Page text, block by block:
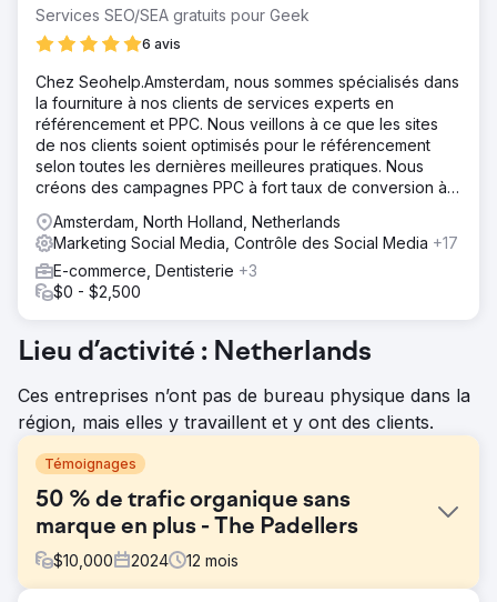
Services SEO/SEA gratuits pour Geek
6 avis
Chez Seohelp.Amsterdam, nous sommes spécialisés dans
la fourniture à nos clients de services experts en
référencement et PPC. Nous veillons à ce que les sites
de nos clients soient optimisés pour le référencement
selon toutes les dernières meilleures pratiques. Nous
créons des campagnes PPC à fort taux de conversion à
Amsterdam, North Holland, Netherlands
Marketing Social Media, Contrôle des Social Media +17
E-commerce, Dentisterie +3
$0 - $2,500
Lieu d’activité : Netherlands
Ces entreprises n’ont pas de bureau physique dans la
région, mais elles y travaillent et y ont des clients.
Témoignages
50 % de trafic organique sans
marque en plus - The Padellers
$10,000 2024 12 mois